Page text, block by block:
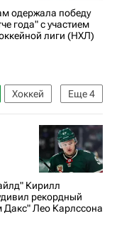
одержала победу
года" с участием
лиги (НХЛ)
Еще4
Хоккей
Кирилл
рекордный
Дакс" Лео Карлссона